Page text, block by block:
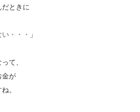
ときに
・・・」
て、
金が
。